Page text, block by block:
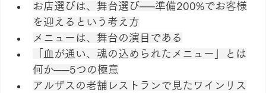
お店選びは、舞台選び──準備200%でお客様
を迎えるという考え方
メニューは、舞台の演目である
「血が通い、魂の込められたメニュー」とは
何か──5つの極意
アルザスの老舗レストランで見たワインリス